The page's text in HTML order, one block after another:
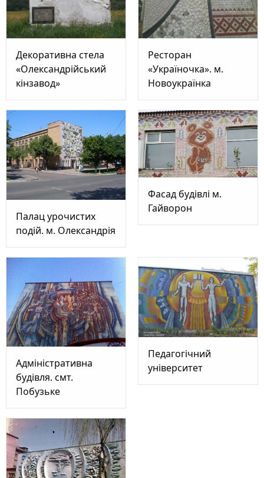
Декоративна стела
«Олександрійський
кінзавод»
Ресторан
«Україночка». м.
Новоукраїнка
Палац урочистих
подій. м. Олександрія
Фасад будівлі м.
Гайворон
Адміністративна
будівля. смт.
Побузьке
Педагогічний
університет